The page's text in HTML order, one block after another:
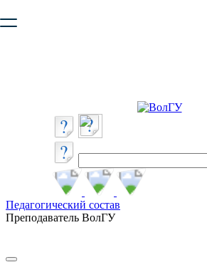
безопасную работу с сайтом. Пожалуйста
Педагогический состав
Преподаватель ВолГУ